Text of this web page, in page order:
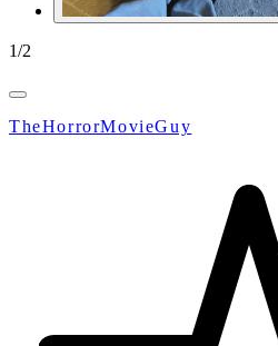
1/2
TheHorrorMovieGuy